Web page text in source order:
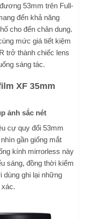
53mm trên Full-
đến khả năng
cho đến chân dung.
mức giá tiết kiệm
trở thành chiếc lens
sáng tác.
XF 35mm
ảnh sắc nét
cự quy đổi 53mm
gần giống mắt
kính mirrorless này
sáng, đồng thời kiểm
dùng ghi lại những